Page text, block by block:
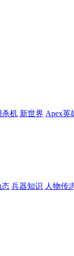
杀机 新世界 Apex英
态 兵器知识 人物传